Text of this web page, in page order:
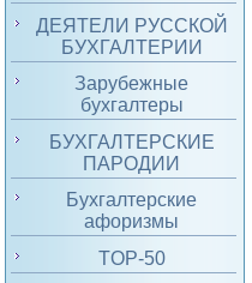
ДЕЯТЕЛИ РУССКОЙ
БУХГАЛТЕРИИ
Зарубежные
бухгалтеры
БУХГАЛТЕРСКИЕ
ПАРОДИИ
Бухгалтерские
афоризмы
TOP-50